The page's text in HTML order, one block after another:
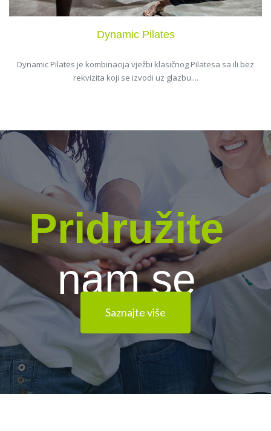
Dynamic Pilates
Dynamic Pilates je kombinacija vježbi klasičnog Pilatesa sa ili bez
rekvizita koji se izvodi uz glazbu....
Pridružite
nam se
Saznajte više